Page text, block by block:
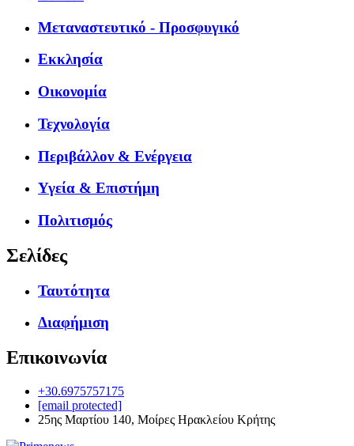
Μεταναστευτικό - Προσφυγικό
Εκκλησία
Οικονομία
Τεχνολογία
Περιβάλλον & Ενέργεια
Υγεία & Επιστήμη
Πολιτισμός
Σελίδες
Ταυτότητα
Διαφήμιση
Επικοινωνία
+30.6975757175
[email protected]
25ης Μαρτίου 140, Μοίρες Ηρακλείου Κρήτης